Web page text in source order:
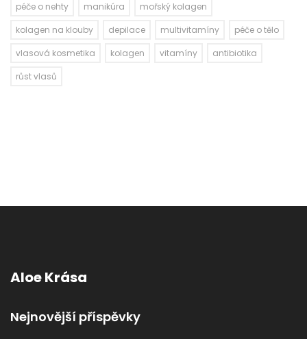
péče o nehty
manikúra
mořský kolagen
kolagen na klouby
depilace multivitamíny
péče o tělo
vlasová kosmetika
kolagen vitamíny
antibiotika
růst vlasů
Aloe Krása
Nejnovější příspěvky